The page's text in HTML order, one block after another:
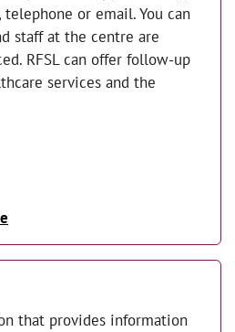
or email. You can
staff at the centre are
RFSL can offer follow-up
services and the
that provides information